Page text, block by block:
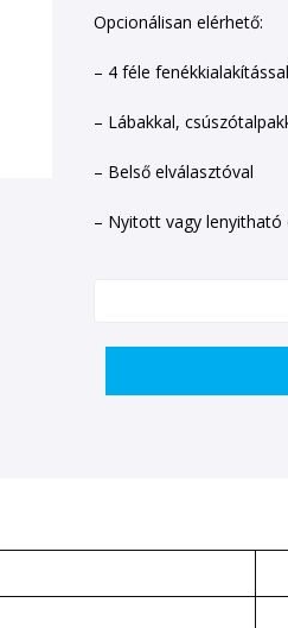
Opcionálisan elérhető:
– 4 féle fenékkialakítással
– Lábakkal,
– Belső elválasztóval
– Nyitott vagy lenyitható